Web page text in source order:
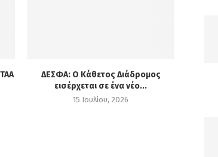
ΔΕΣΦΑ: Ο Κάθετος Διάδρομος
εισέρχεται σε ένα νέο...
15 Ιουλίου, 2026